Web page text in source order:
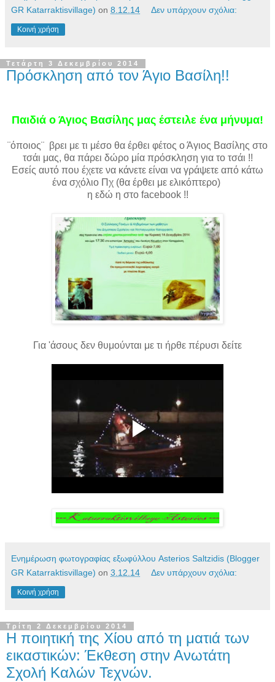
GR Katarraktisvillage) on 8.12.14 Δεν υπάρχουν σχόλια:
Κοινή χρήση
Τετάρτη 3 Δεκεμβρίου 2014
Πρόσκληση από τον Άγιο Βασίλη!!
Παιδιά ο Άγιος Βασίλης μας έστειλε ένα μήνυμα!
¨όποιος¨ βρει με τι μέσο θα έρθει φέτος ο Άγιος Βασίλης στο
τσάι μας, θα πάρει δώρο μία πρόσκληση για το τσάι !!
Εσείς αυτό που έχετε να κάνετε είναι να γράψετε από κάτω
ένα σχόλιο Πχ (θα έρθει με ελικόπτερο)
η εδώ η στο facebook !!
Για 'άσους δεν θυμούνται με τι ήρθε πέρυσι δείτε
Ενημέρωση φωτογραφίας εξωφύλλου Asterios Saltzidis (Blogger
GR Katarraktisvillage) on 3.12.14 Δεν υπάρχουν σχόλια:
Κοινή χρήση
Τρίτη 2 Δεκεμβρίου 2014
Η ποιητική της Χίου από τη ματιά των
εικαστικών: Έκθεση στην Ανωτάτη
Σχολή Καλών Τεχνών.